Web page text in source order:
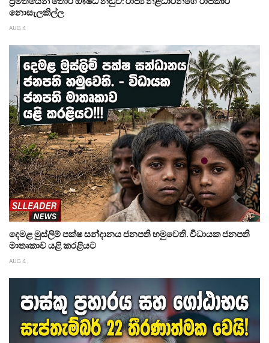
නොසැලකිල්ල
AUG 4
දෙමළ මුස්ලිම් පක්ෂ සන්දානය ජනපති හමුවෙති. විධායක ජනපති
මාතෘකාව යළි කරළියට
AUG 4